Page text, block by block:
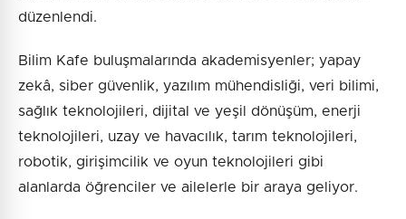
düzenlendi.
Bilim Kafe buluşmalarında akademisyenler; yapay
zekâ, siber güvenlik, yazılım mühendisliği, veri bilimi,
sağlık teknolojileri, dijital ve yeşil dönüşüm, enerji
teknolojileri, uzay ve havacılık, tarım teknolojileri,
robotik, girişimcilik ve oyun teknolojileri gibi
alanlarda öğrenciler ve ailelerle bir araya geliyor.